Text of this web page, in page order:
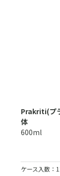
Prakriti(プ
体
600ml
ケース入数：